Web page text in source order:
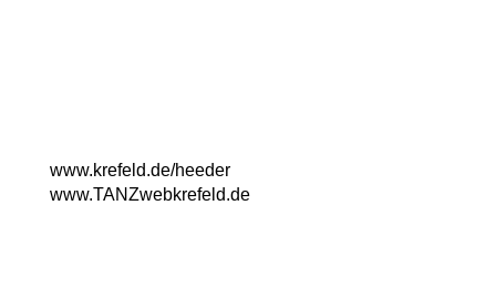
www.krefeld.de/heeder
www.TANZwebkrefeld.de